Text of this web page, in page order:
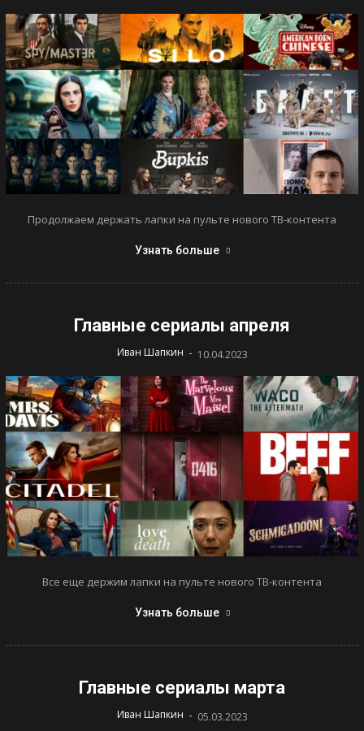
Продолжаем держать лапки на пульте нового ТВ-контента
Узнать больше
Главные сериалы апреля
Иван Шапкин - 10.04.2023
Все еще держим лапки на пульте нового ТВ-контента
Узнать больше
Главные сериалы марта
Иван Шапкин - 05.03.2023